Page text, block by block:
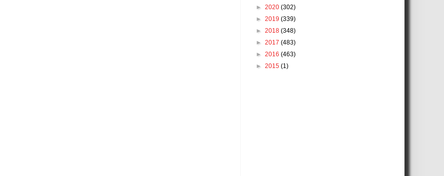
► 2020 (302)
► 2019 (339)
► 2018 (348)
► 2017 (483)
► 2016 (463)
► 2015 (1)